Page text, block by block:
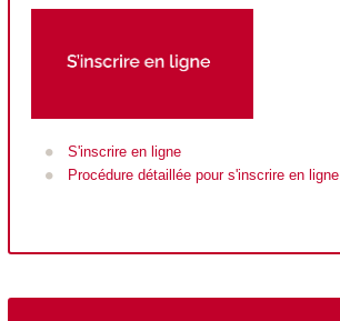
S'inscrire en ligne
Procédure détaillée pour s'inscrire en ligne